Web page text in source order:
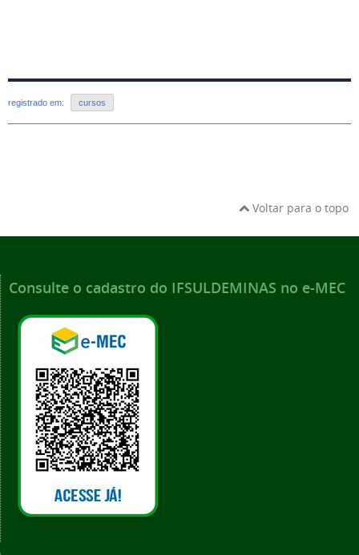
registrado em: cursos
Voltar para o topo
Consulte o cadastro do IFSULDEMINAS no e-MEC